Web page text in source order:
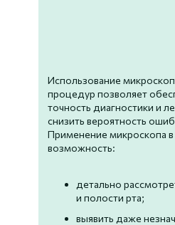
выявить даже
детально
и полости рта;
Использование
процедур позволяет
точность диагностики и
снизить вероятность
Применение микроскопа
возможность: